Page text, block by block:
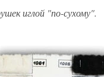
иглой "по-сухому".